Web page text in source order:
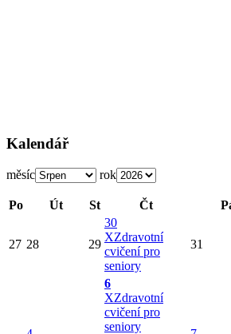
Kalendář
měsíc rok
Po Út St Čt
27 28 29
30
XZdravotní
cvičení pro
seniory
31
6
XZdravotní
cvičení pro
seniory